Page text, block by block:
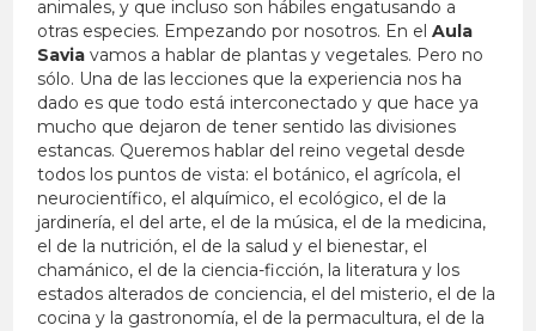
animales, y que incluso son hábiles engatusando a
otras especies. Empezando por nosotros. En elAula
Savia vamos a hablar de plantas y vegetales. Pero no
sólo. Una de las lecciones que la experiencia nos ha
dado es que todo está interconectado y que hace ya
mucho que dejaron de tener sentido las divisiones
estancas. Queremos hablar del reino vegetal desde
todos los puntos de vista: el botánico, el agrícola, el
neurocientífico, el alquímico, el ecológico, el de la
jardinería, el del arte, el de la música, el de la medicina,
el de la nutrición, el de la salud y el bienestar, el
chamánico, el de la ciencia-ficción, la literatura y los
estados alterados de conciencia, el del misterio, el de la
cocina y la gastronomía, el de la permacultura, el de la